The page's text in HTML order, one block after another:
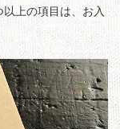
上の項目は、お入